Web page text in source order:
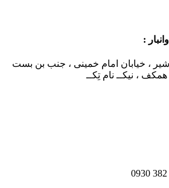
:
، خیابان امام خمینی ، جنب بن بست
، نیکــ نام تِکــ